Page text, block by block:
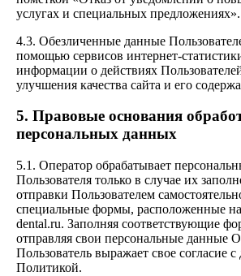
услугах и специальных предложениях».
4.3. Обезличенные данные
помощью сервисов интернет-
информации о действиях
улучшения качества сайта и его
5. Правовые основания
персональных данных
5.1. Оператор обрабатывает
Пользователя только в случае их
отправки Пользователем
специальные формы, расположенные на
dental.ru. Заполняя соответствующие
отправляя свои персональные данные
Пользователь выражает свое согласие с
Политикой.